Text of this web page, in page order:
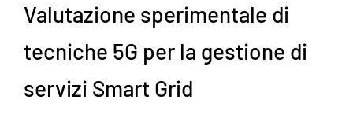
Valutazione sperimentale di
tecniche 5G per la gestione di
servizi Smart Grid